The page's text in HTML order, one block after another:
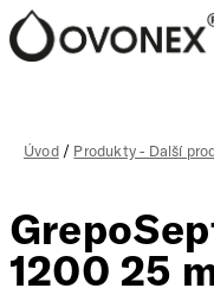
Úvod/ Produkty - Další
1200 25